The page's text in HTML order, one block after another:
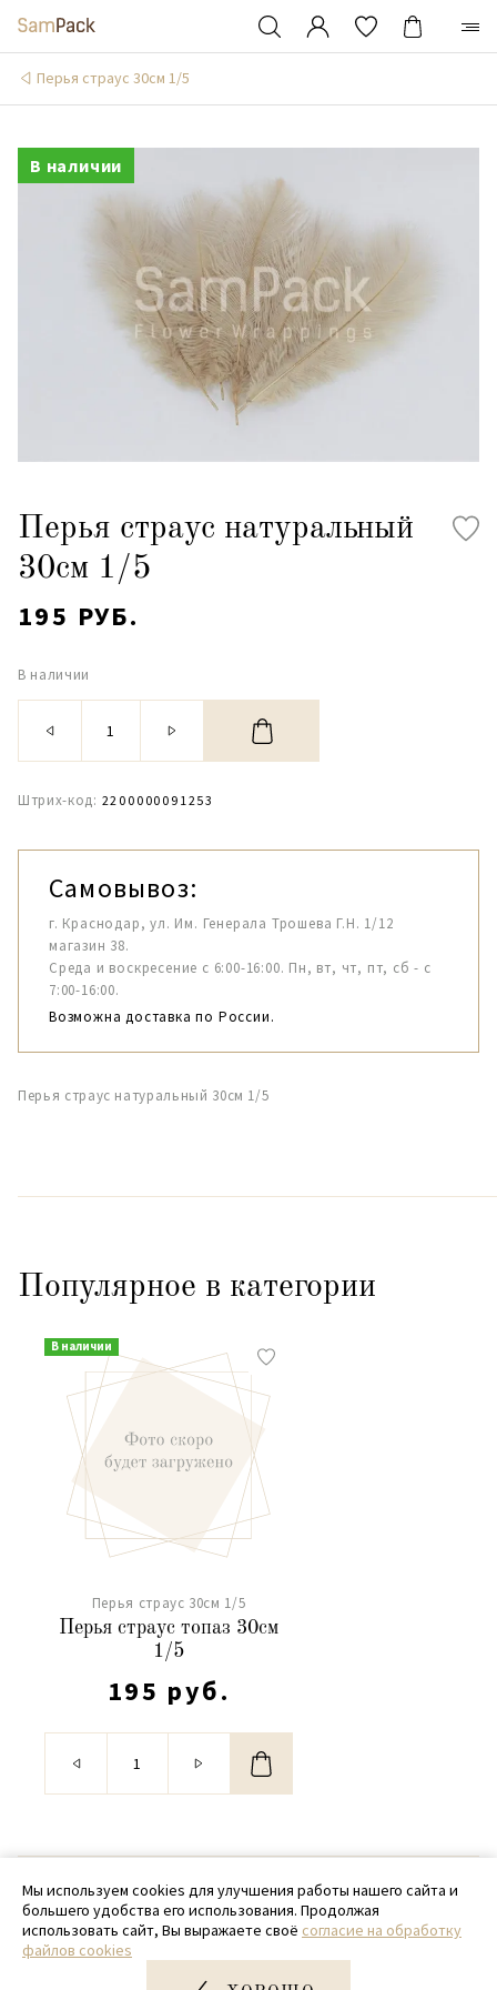
Перья страус 30см 1/5
В наличии
Перья страус натуральный
30см 1/5
195 РУБ.
В наличии
Штрих-код: 2200000091253
Самовывоз:
г. Краснодар, ул. Им. Генерала Трошева Г.Н. 1/12
магазин 38.
Среда и воскресение с 6:00-16:00. Пн, вт, чт, пт, сб - с
7:00-16:00.
Возможна доставка по России.
Перья страус натуральный 30см 1/5
Популярное в категории
В наличии
Перья страус 30см 1/5
Перья страус топаз 30см
1/5
195 руб.
© 2020 - 2026 SamPack
+ 7 (918) 699-97-87
zakaz@sampack.store
Мы используем cookies для улучшения работы нашего сайта и
большего удобства его использования. Продолжая
использовать сайт, Вы выражаете своё согласие на обработку
файлов cookies